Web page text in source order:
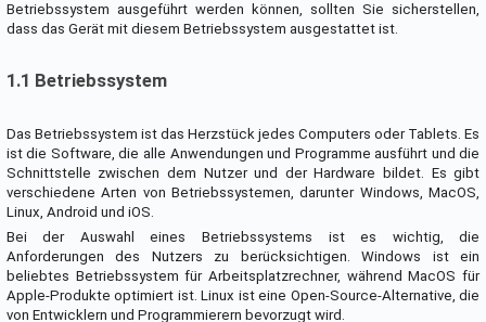
Betriebssystem ausgeführt werden können, sollten Sie sicherstellen,
dass das Gerät mit diesem Betriebssystem ausgestattet ist.
1.1 Betriebssystem
Das Betriebssystem ist das Herzstück jedes Computers oder Tablets. Es
ist die Software, die alle Anwendungen und Programme ausführt und die
Schnittstelle zwischen dem Nutzer und der Hardware bildet. Es gibt
verschiedene Arten von Betriebssystemen, darunter Windows, MacOS,
Linux, Android und iOS.
Bei der Auswahl eines Betriebssystems ist es wichtig, die
Anforderungen des Nutzers zu berücksichtigen. Windows ist ein
beliebtes Betriebssystem für Arbeitsplatzrechner, während MacOS für
Apple-Produkte optimiert ist. Linux ist eine Open-Source-Alternative, die
von Entwicklern und Programmierern bevorzugt wird.